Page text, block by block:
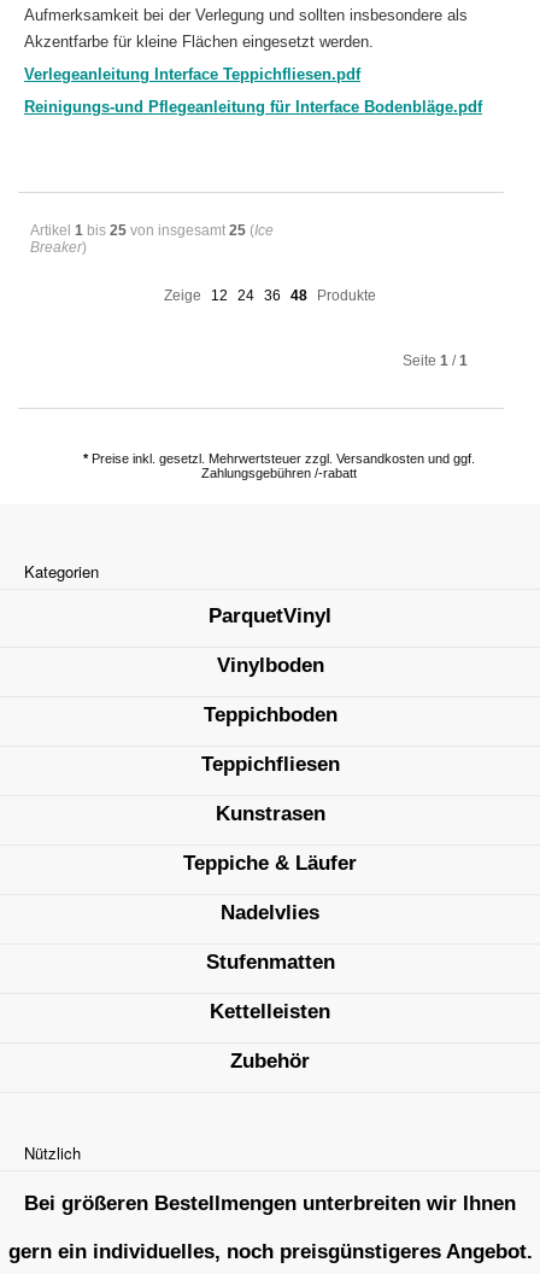
Aufmerksamkeit bei der Verlegung und sollten insbesondere als
Akzentfarbe für kleine Flächen eingesetzt werden.
Verlegeanleitung Interface Teppichfliesen.pdf
Reinigungs-und Pflegeanleitung für Interface Bodenbläge.pdf
Artikel 1 bis 25 von insgesamt 25 (Ice
Breaker)
Zeige 12 24 36 48 Produkte
Seite1 /1
*Preise inkl. gesetzl. Mehrwertsteuer zzgl. Versandkosten und ggf.
Zahlungsgebühren /-rabatt
Kategorien
ParquetVinyl
Vinylboden
Teppichboden
Teppichfliesen
Kunstrasen
Teppiche & Läufer
Nadelvlies
Stufenmatten
Kettelleisten
Zubehör
Nützlich
Bei größeren Bestellmengen unterbreiten wir Ihnen
gern ein individuelles, noch preisgünstigeres Angebot.